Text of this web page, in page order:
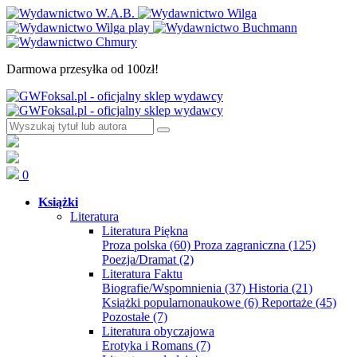
Darmowa przesyłka od 100zł!
0
Książki
Literatura
Literatura Piękna
Proza polska (60) Proza zagraniczna (125)
Poezja/Dramat (2)
Literatura Faktu
Biografie/Wspomnienia (37) Historia (21)
Książki popularnonaukowe (6) Reportaże (45)
Pozostałe (7)
Literatura obyczajowa
Erotyka i Romans (7)